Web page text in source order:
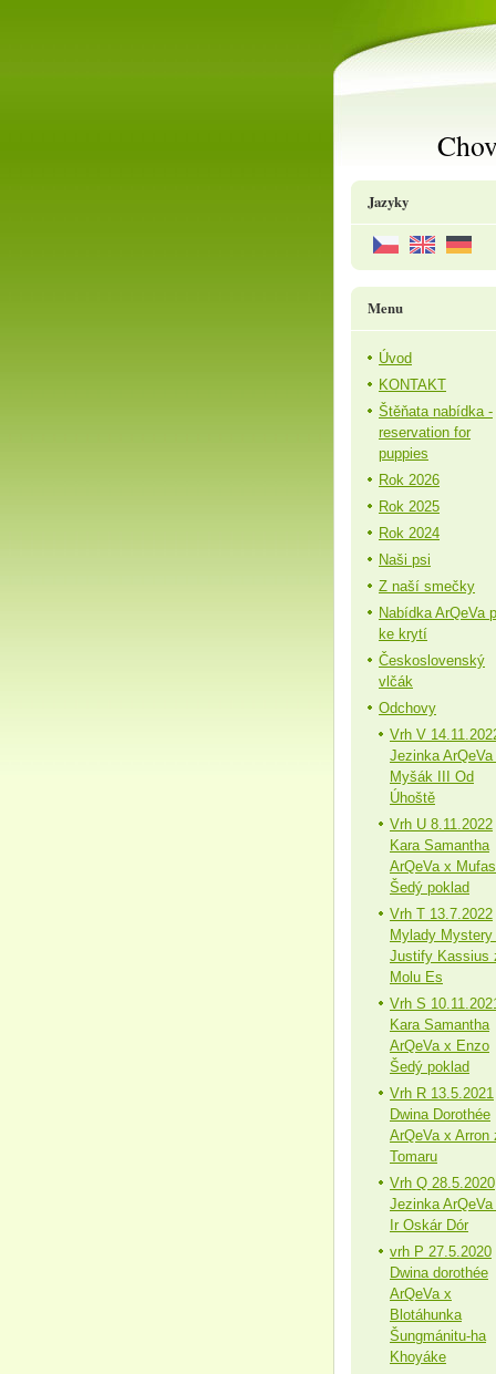
Jazyky
Menu
Úvod
KONTAKT
Štěňata nabídka -
reservation for
puppies
Rok 2026
Rok 2025
Rok 2024
Naši psi
Z naší smečky
Nabídka ArQeVa
ke krytí
Československý
vlčák
Odchovy
Vrh V
Jezinka ArQeVa
Myšák III Od
Úhoště
Vrh U 8.11.2022
Kara Samantha
ArQeVa x
Šedý poklad
Vrh T 13.7.2022
Mylady Mystery
Justify Kassius
Molu Es
Vrh S
Kara Samantha
ArQeVa x Enzo
Šedý poklad
Vrh R 13.5.2021
Dwina Dorothée
ArQeVa x Arron
Tomaru
Vrh Q 28.5.2020
Jezinka ArQeVa
Ir Oskár Dór
vrh P 27.5.2020
Dwina dorothée
ArQeVa x
Blotáhunka
Šungmánitu-ha
Khoyáke